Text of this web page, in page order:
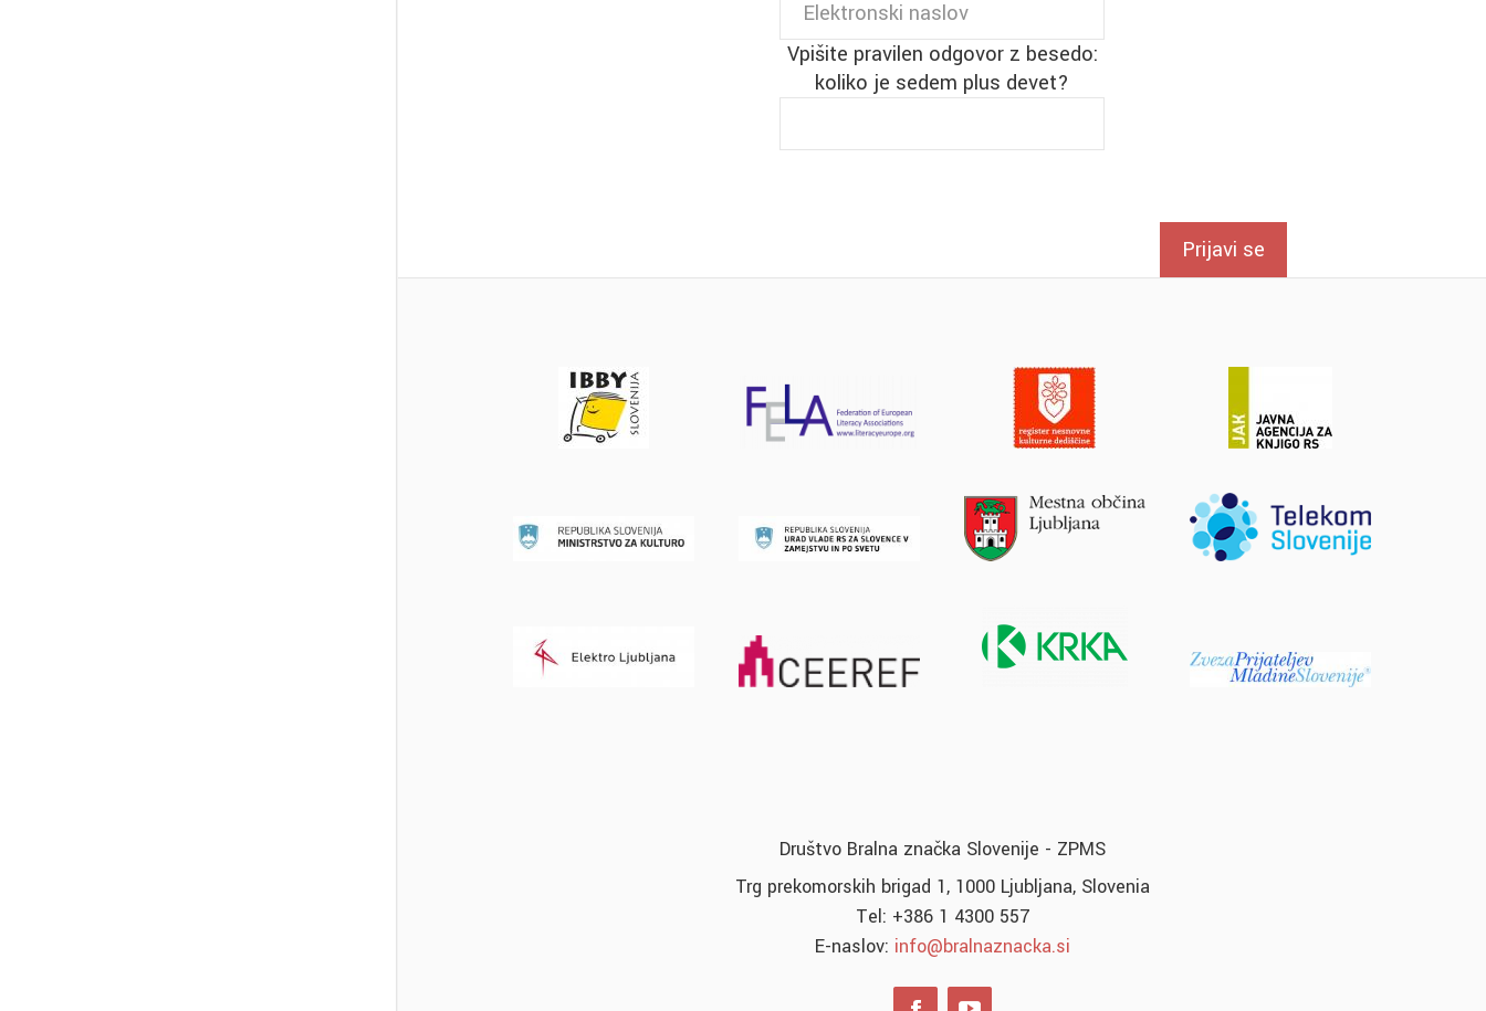
Vpišite pravilen odgovor z besedo:
koliko je sedem plus devet?
Društvo Bralna značka Slovenije - ZPMS
Trg prekomorskih brigad 1, 1000 Ljubljana, Slovenia
Tel: +386 1 4300 557
E-naslov: info@bralnaznacka.si